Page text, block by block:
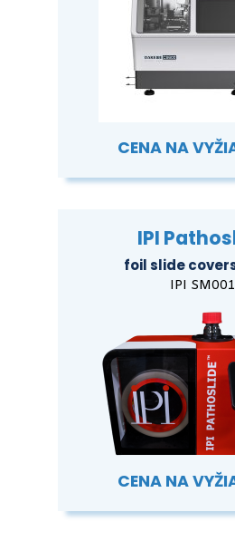
CENA NA
IPI
foil slide
IPI SM001
CENA NA